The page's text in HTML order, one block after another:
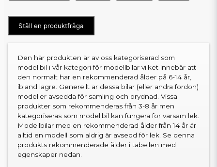
Ställ en produktfråga
Den här produkten är av oss kategoriserad som
modellbil i vår kategori för modellbilar vilket innebär att
den normalt har en rekommenderad ålder på 6-14 år,
ibland lägre. Generellt är dessa bilar (eller andra fordon)
modeller avsedda för samling och prydnad. Vissa
produkter som rekommenderas från 3-8 år men
kategoriseras som modellbil kan fungera för varsam lek.
Modellbilar med en rekommenderad ålder från 14 år är
alltid en modell som aldrig är avsedd för lek. Se denna
produkts rekommenderade ålder i tabellen med
egenskaper nedan.